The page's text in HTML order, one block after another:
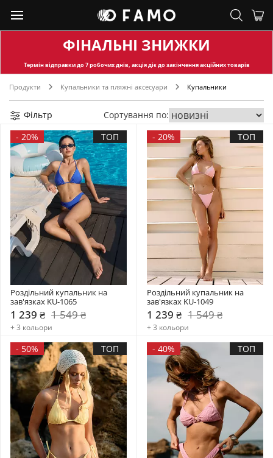
ФІНАЛЬНІ ЗНИЖКИ
Термін відправкидо 7 робочих днів, акція діє до закінчення акційних товарів
Продукти Купальники та пляжні аксесуари Купальники
Фільтр
Сортування по:
- 20% ТОП
Роздільний купальник на
зав'язках KU-1065
1 239 ₴ 1 549 ₴
+ 3 кольори
- 20% ТОП
Роздільний купальник на
зав'язках KU-1049
1 239 ₴ 1 549 ₴
+ 3 кольори
- 50% ТОП - 40% ТОП